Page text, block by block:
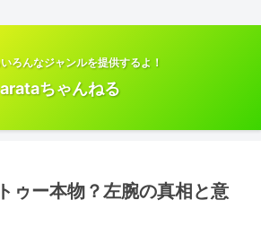
ろんなジャンルを提供するよ！
arataちゃんねる
ゥー本物？左腕の真相と意